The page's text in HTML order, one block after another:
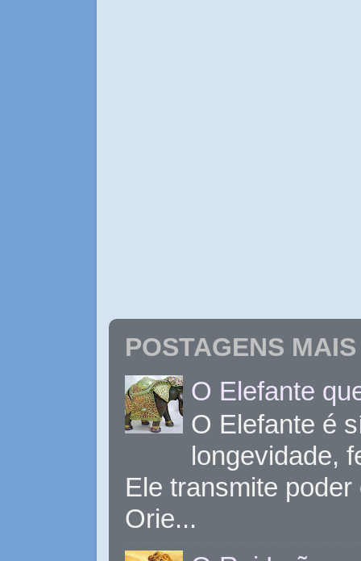
POSTAGENS
O Elefante
O Elefante é
longevidade,
Ele transmite
Orie...